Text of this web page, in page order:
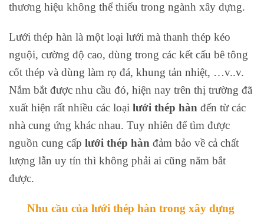
thương hiệu không thể thiếu trong ngành xây dựng.
Lưới thép hàn là một loại lưới mà thanh thép kéo
nguội, cường độ cao, dùng trong các kết cấu bê tông
cốt thép và dùng làm rọ đá, khung tản nhiệt, …v..v.
Nắm bắt được nhu cầu đó, hiện nay trên thị trường đã
xuất hiện rất nhiều các loại lưới thép hàn đến từ các
nhà cung ứng khác nhau. Tuy nhiên để tìm được
nguồn cung cấp lưới thép hàn đảm bảo về cả chất
lượng lẫn uy tín thì không phải ai cũng năm bắt
được.
Nhu cầu của lưới thép hàn trong xây dựng